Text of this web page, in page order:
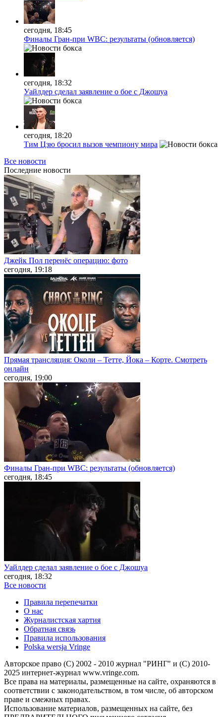
сегодня, 18:45
Финалы Гран-при WBC: результаты (обновляется)
сегодня, 18:32
Уайлдер сделал заявление о бое с Джошуа
сегодня, 18:20
Тим Цзю бросил вызов чемпиону мира
Все новости
Последние новости
Джейк Пол перенёс операцию: фото
сегодня, 19:18
Прямая трансляция: Околи – Тетте, Йока – Корте. Смотреть
онлайн
сегодня, 19:00
Финалы Гран-при WBC: результаты (обновляется)
сегодня, 18:45
Уайлдер сделал заявление о бое с Джошуа
сегодня, 18:32
Все новости
Правила перепечатки
О нас
Журналистская хартия
Обратная связь
Правила использования
Polska wersja Vringe
Авторское право (С) 2002 - 2010 журнал "РИНГ" и (С) 2010-
2025 интернет-журнал www.vringe.com.
Все права на материалы, размещенные на сайте, охраняются в
соответствии с законодательством, в том числе, об авторском
праве и смежных правах.
Использование материалов, размещенных на сайте, без